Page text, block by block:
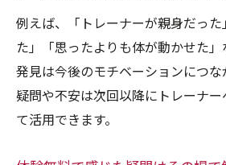
例えば、「トレーナーが親身だっ
た」「思ったよりも体が動かせた
発見は今後のモチベーションにつな
疑問や不安は次回以降にトレーナ
て活用できます。